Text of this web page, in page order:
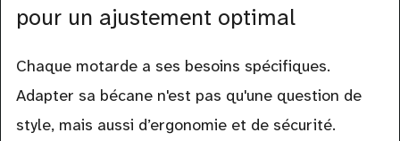
pour un ajustement optimal
Chaque motarde a ses besoins spécifiques.
Adapter sa bécane n'est pas qu'une question de
style, mais aussi d’ergonomie et de sécurité.